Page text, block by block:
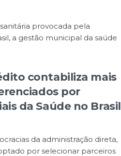
provocada pela
a gestão municipal da saúde
contabiliza mais
por
da Saúde no Brasil
da administração direta,
por selecionar parceiros